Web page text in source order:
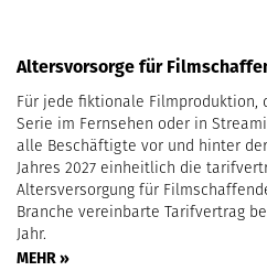
Altersvorsorge für
Für jede fiktionale Filmproduktion,
Serie im Fernsehen oder in
alle Beschäftigte vor und hinter
Jahres 2027 einheitlich die
Altersversorgung für
Branche vereinbarte Tarifvertrag
Jahr.
MEHR »